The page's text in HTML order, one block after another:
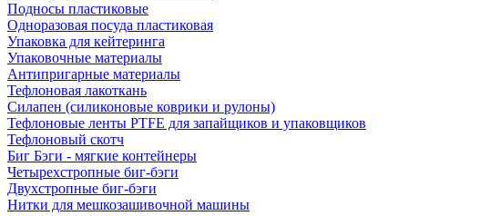
Подносы пластиковые
Одноразовая посуда пластиковая
Упаковка для кейтеринга
Упаковочные материалы
Антипригарные материалы
Тефлоновая лакоткань
Силапен (силиконовые коврики и рулоны)
Тефлоновые ленты PTFE для запайщиков и упаковщиков
Тефлоновый скотч
Биг Бэги - мягкие контейнеры
Четырехстропные биг-бэги
Двухстропные биг-бэги
Нитки для мешкозашивочной машины